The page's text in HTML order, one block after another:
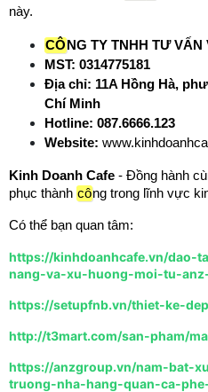
này.
CÔNG TY TNHH TƯ
MST: 0314775181
Địa chỉ: 11A Hồng Hà,
Chí Minh
Hotline: 087.6666.123
Website:
Kinh Doanh Cafe - Đồng hành
phục thành công trong lĩnh vực
Có thể bạn quan tâm:
https://kinhdoanhcafe.vn/dao-
nang-va-xu-huong-moi-tu-
https://setupfnb.vn/thiet-ke-
http://t3mart.com/san-pham/
https://anzgroup.vn/nam-bat-
truong-nha-hang-quan-ca-